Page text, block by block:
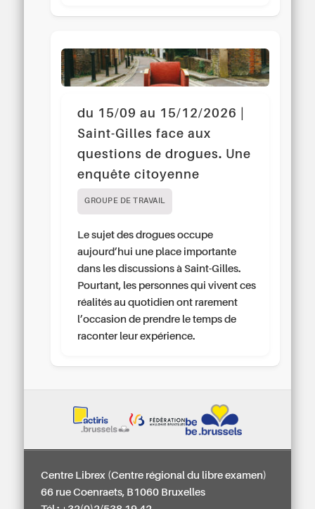
du 15/09 au 15/12/2026 |
Saint-Gilles face aux
questions de drogues. Une
enquête citoyenne
GROUPE DE TRAVAIL
Le sujet des drogues occupe
aujourd’hui une place importante
dans les discussions à Saint-Gilles.
Pourtant, les personnes qui vivent ces
réalités au quotidien ont rarement
l’occasion de prendre le temps de
raconter leur expérience.
Centre Librex (Centre régional du libre examen)
66 rue Coenraets, B1060 Bruxelles